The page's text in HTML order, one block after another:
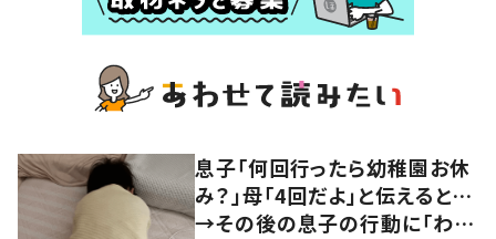
息子「何回行ったら幼稚園お休
み？」母「4回だよ」と伝えると…
→その後の息子の行動に「わか